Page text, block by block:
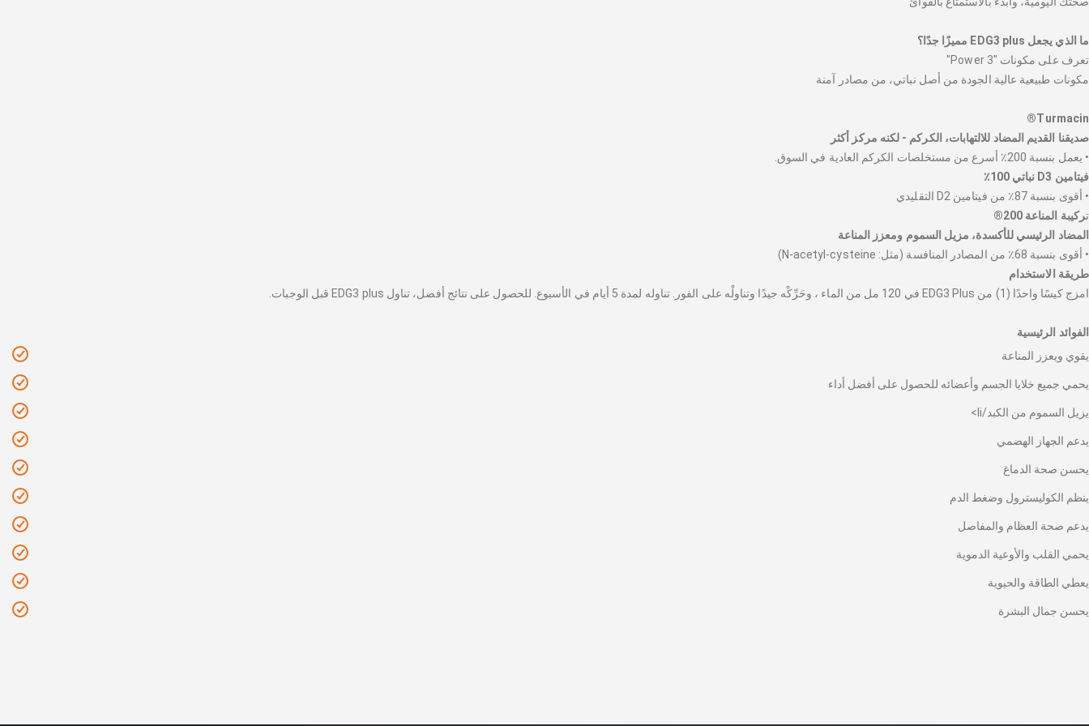
ما الذي يجعل EDG3 plus مميزًا جدًا؟
تعرف على مكونات "Power 3"
مكونات طبيعية عالية الجودة من أصل نباتي، من مصادر آمنة
Turmacin®
صديقنا القديم المضاد للالتهابات، الكركم - لكنه مركز أكثر
• يعمل بنسبة 200٪ أسرع من مستخلصات الكركم العادية في السوق.
فيتامين D3 نباتي 100٪
• أقوى بنسبة 87٪ من فيتامين D2 التقليدي
تركيبة المناعة 200®
المضاد الرئيسي للأكسدة، مزيل السموم ومعزز المناعة
• أقوى بنسبة 68٪ من المصادر المنافسة (مثل: N-acetyl-cysteine)
طريقة الاستخدام
امزج كيسًا واحدًا (1) من EDG3 Plus في 120 مل من الماء ، وحَرِّكْه جيدًا وتناولْه على الفور. تناوله لمدة 5 أيام في الأسبوع. للحصول على نتائج أفضل، تناول EDG3 plus قبل الوجبات.
الفوائد الرئيسية
يقوي ويعزز المناعة
يحمي جميع خلايا الجسم وأعضائه للحصول على أفضل أداء
يزيل السموم من الكبد/li>
يدعم الجهاز الهضمي
يحسن صحة الدماغ
ينظم الكوليسترول وضغط الدم
يدعم صحة العظام والمفاصل
يحمي القلب والأوعية الدموية
يعطي الطاقة والحيوية
يحسن جمال البشرة